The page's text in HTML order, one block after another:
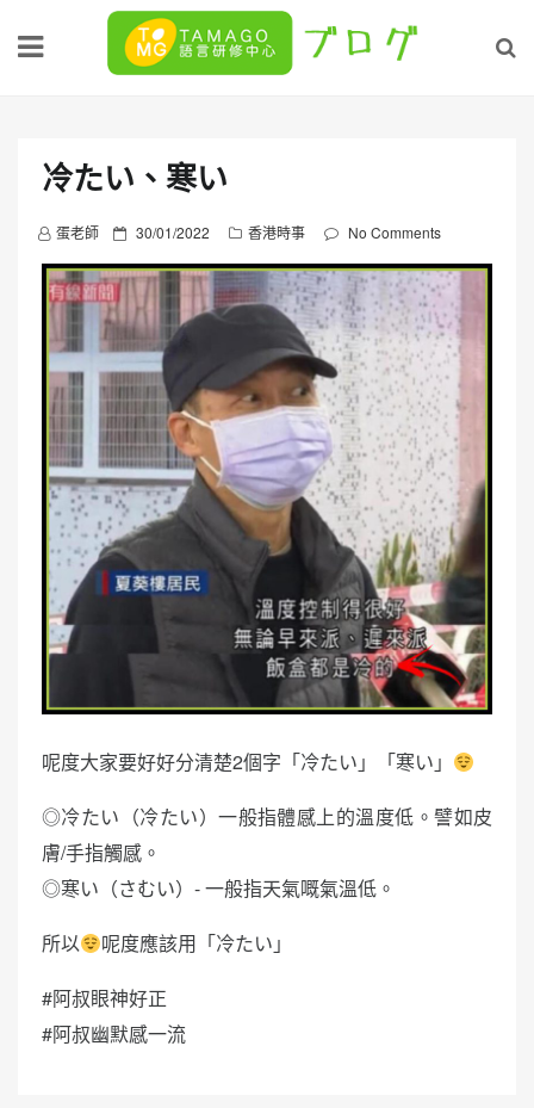
冷たい、寒い
蛋老師
P
o
s
e
d
o
n
30/01/2022 香港時事 No Comments
呢度大家要好好分清楚2個字「冷たい」「寒い」
◎冷たい（冷たい）一般指體感上的溫度低。譬如皮
膚/手指觸感。
◎寒い（さむい）- 一般指天氣嘅氣溫低。
所以
呢度應該用「冷たい」
#阿叔眼神好正
#阿叔幽默感一流